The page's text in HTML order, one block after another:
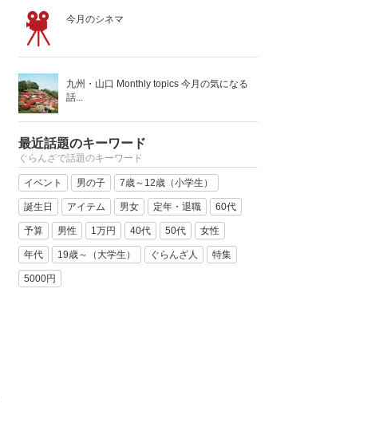
今月のシネマ
九州・山口 Monthly topics 今月の気になる
話...
最近話題のキーワード
ぐらんざで話題のキーワード
イベント 男の子 7歳～12歳（小学生）
誕生日 アイテム 男女 定年・退職 60代
予算 男性 1万円 40代 50代 女性
年代 19歳～（大学生） ぐらんざ人 特集
5000円